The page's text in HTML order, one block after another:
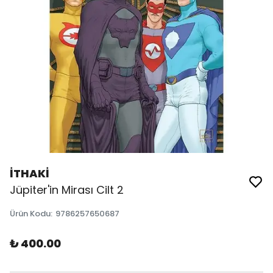
İTHAKİ
Jüpiter'in Mirası Cilt 2
Ürün Kodu: 9786257650687
₺ 400.00